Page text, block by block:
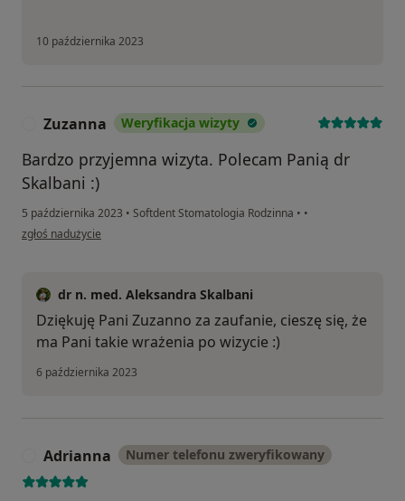
10 października 2023
Zuzanna Weryfikacja wizyty
Bardzo przyjemna wizyta. Polecam Panią dr
Skalbani :)
5 października 2023 • Softdent Stomatologia Rodzinna • •
w opinii użytkownika Zuzanna
zgłoś nadużycie
dr n. med. Aleksandra Skalbani
Dziękuję Pani Zuzanno za zaufanie, cieszę się, że
ma Pani takie wrażenia po wizycie :)
6 października 2023
Adrianna Numer telefonu zweryfikowany